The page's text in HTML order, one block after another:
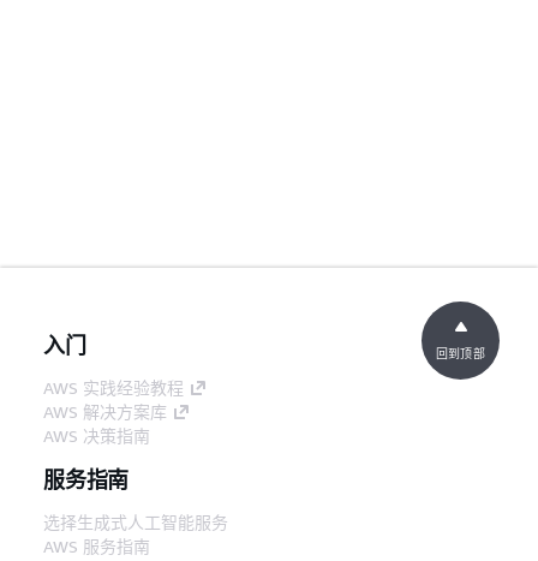
入门
AWS 实践经验教程
AWS 解决方案库
AWS 决策指南
服务指南
选择生成式人工智能服务
AWS 服务指南
回到顶部